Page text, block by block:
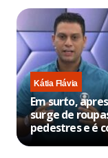
Kátia Flávia
Em surto,
surge de
pedestres e é